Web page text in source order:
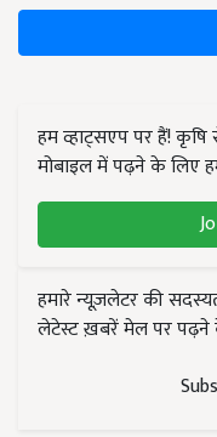
हम व्हाट्सएप पर हैं!
मोबाइल में पढ़ने के लिए
हमारे न्यूज़लेटर की
लेटेस्ट ख़बरें मेल पर पढ़ने